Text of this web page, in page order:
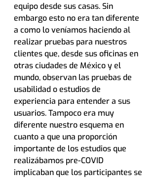
equipo desde sus casas. Sin
embargo esto no era tan diferente
a como lo veníamos haciendo al
realizar pruebas para nuestros
clientes que, desde sus oficinas en
otras ciudades de México y el
mundo, observan las pruebas de
usabilidad o estudios de
experiencia para entender a sus
usuarios. Tampoco era muy
diferente nuestro esquema en
cuanto a que una proporción
importante de los estudios que
realizábamos pre-COVID
implicaban que los participantes se